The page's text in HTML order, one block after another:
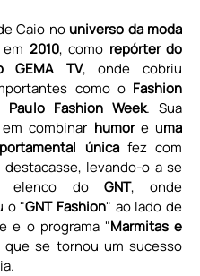
Caio no
2010, como repórter do
GEMA TV, onde cobriu
como o Fashion
Fashion Week. Sua
combinar humor e uma
única fez com
levando-o a se
elenco do GNT, onde
o "GNT Fashion" ao lado de
e o programa "Marmitas e
que se tornou um sucesso